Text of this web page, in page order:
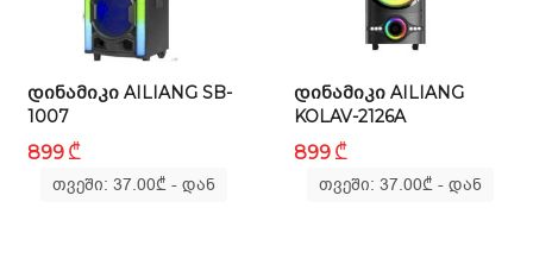
სახლი და ეზო
აუზები
ᲓᲘᲜᲐᲛᲘᲙᲘ AILIANG SB-
1007
899 ₾
თვეში: 37.00₾- დან
ᲓᲘᲜᲐᲛᲘᲙᲘ AILIANG
KOLAV-2126A
899 ₾
თვეში: 37.00₾- დან